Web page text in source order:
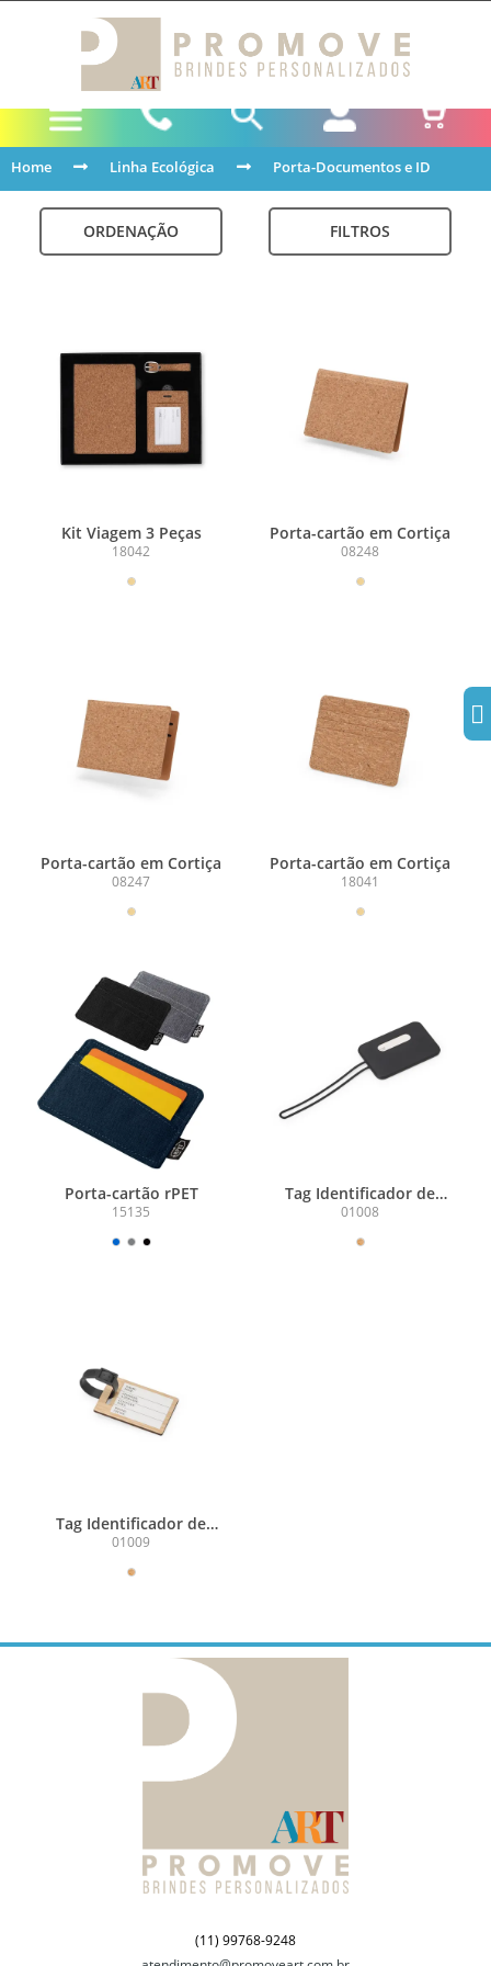
Home Linha Ecológica Porta-Documentos e ID
ORDENAÇÃO FILTROS
Kit Viagem 3 Peças
18042
Porta-cartão em Cortiça
08248
Porta-cartão em Cortiça
08247
Porta-cartão em Cortiça
18041
Porta-cartão rPET
15135
Tag Identificador de
Bagagem
01008
Tag Identificador de
Bagagem
01009
(11) 99768-9248